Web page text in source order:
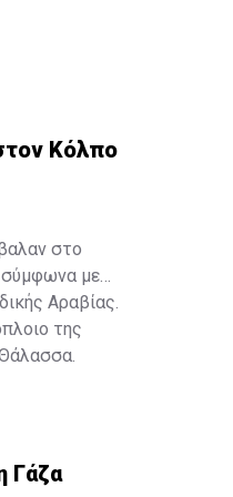
Κόλπο
στο
σύμφωνα με
Αραβίας.
της
Γάζα